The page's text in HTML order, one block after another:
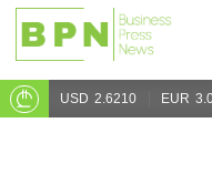
USD 2.6210 EUR